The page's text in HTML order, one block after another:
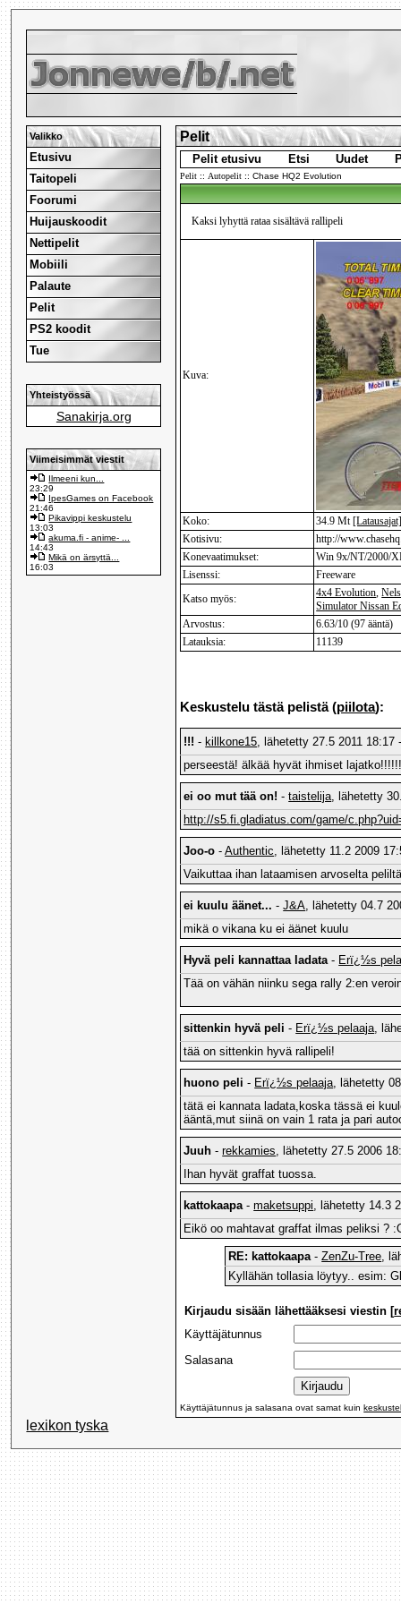
Valikko
Etusivu
Taitopeli
Foorumi
Huijauskoodit
Nettipelit
Mobiili
Palaute
Pelit
PS2 koodit
Tue
Yhteistyössä
Sanakirja.org
Viimeisimmät viestit
Ilmeeni kun...
23:29
IpesGames on Facebook
21:46
Pikavippi keskustelu
13:03
akuma.fi - anime- ...
14:43
Mikä on ärsyttä...
16:03
Pelit
Pelit etusivu Etsi Uudet
Pelit ::Autopelit ::Chase HQ2 Evolution
Kaksi lyhyttä rataa sisältävä rallipeli
Kuva:
Koko: 34.9 Mt
Kotisivu:
http://
Konevaatimukset:
Win 9x/NT/2000/
Lisenssi:
Freeware
Katso myös:
4x4 Evolution,
Simulator Nissan
Arvostus:
6.63/10 (97 ääntä)
Latauksia:
11139
Keskustelu tästä pelistä (piilota):
!!! - killkone15, lähetetty 27.5 2011
perseestä! älkää hyvät ihmiset
ei oo mut tää on! -taistelija, lähetetty
http://s5.fi.gladiatus.com/game/
Joo-o -Authentic, lähetetty 11.2 2009
Vaikuttaa ihan lataamisen arvoselta
ei kuulu äänet... -J&A, lähetetty 04.7
mikä o vikana ku ei äänet kuulu
Hyvä peli kannattaa ladata- Erï¿½s
Tää on vähän niinku sega rally 2:en
sittenkin hyvä peli - Erï¿½s pelaaja,
tää on sittenkin hyvä rallipeli!
huono peli - Erï¿½s pelaaja, lähetetty
tätä ei kannata ladata,koska tässä ei
ääntä,mut siinä on vain 1 rata ja pari
Juuh -rekkamies, lähetetty 27.5 2006
Ihan hyvät graffat tuossa.
kattokaapa-maketsuppi, lähetetty 14.3
Eikö oo mahtavat graffat ilmas peliksi ?
RE: kattokaapa-ZenZu-Tree,
Kyllähän tollasia löytyy.. esim:
Kirjaudu sisään lähettääksesi viestin [
Käyttäjätunnus
Salasana
Käyttäjätunnus ja salasana ovat samat kuin
lexikon tyska